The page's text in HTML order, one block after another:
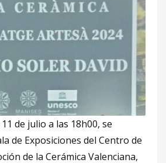
de julio a las 18h00, se
de Exposiciones del Centro de
de la Cerámica Valenciana,